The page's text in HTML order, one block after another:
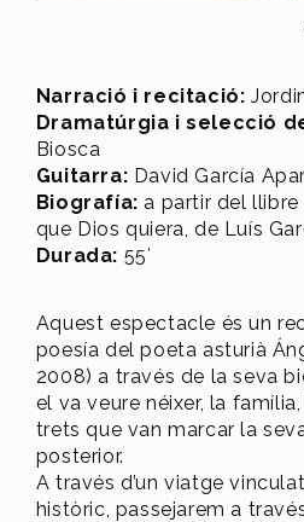
Narració i recitació:
Dramatúrgia i selecció
Biosca
Guitarra: David García
Biografía: a partir del llibre
que Dios quiera, de Luís
Durada: 55′
Aquest espectacle és un
poesía del poeta asturià
2008) a través de la seva
el va veure néixer, la
trets que van marcar la
posterior.
A través d’un viatge
històric, passejarem a